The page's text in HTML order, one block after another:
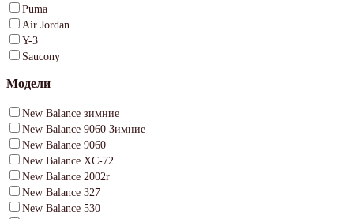
Puma
Air Jordan
Y-3
Saucony
Модели
New Balance зимние
New Balance 9060 Зимние
New Balance 9060
New Balance XC-72
New Balance 2002r
New Balance 327
New Balance 530